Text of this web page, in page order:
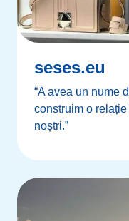
seses.eu
“A avea un nume
construim o
noștri.”